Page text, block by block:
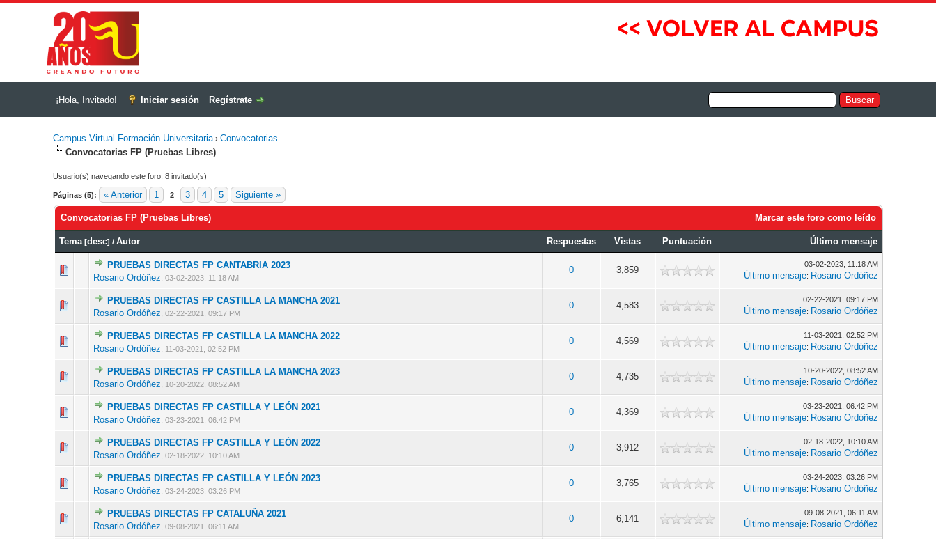
¡Hola, Invitado! Iniciar sesión Regístrate
Campus Virtual Formación Universitaria›Convocatorias
Convocatorias FP (Pruebas Libres)
Usuario(s) navegando este foro: 8 invitado(s)
Páginas (5): « Anterior 1 2 3 4 5 Siguiente »
Marcar este foro como leído
Convocatorias FP (Pruebas Libres)
Tema [desc] / Autor Respuestas Vistas Puntuación Último mensaje
PRUEBAS DIRECTAS FP CANTABRIA 2023
Rosario Ordóñez 03-02-2023, 11:18 AM
0 3,859
0 voto(s) - Media 0 de 5
03-02-2023, 11:18 AM
Último mensaje: Rosario Ordóñez
PRUEBAS DIRECTAS FP CASTILLA LA MANCHA 2021
Rosario Ordóñez 02-22-2021, 09:17 PM
0 4,583
0 voto(s) - Media 0 de 5
1 2345
02-22-2021, 09:17 PM
Último mensaje: Rosario Ordóñez
PRUEBAS DIRECTAS FP CASTILLA LA MANCHA 2022
Rosario Ordóñez
11-03-2021, 02:52 PM
0 4,569
0 voto(s) - Media 0 de 5
1 2345
11-03-2021, 02:52 PM
Último mensaje: Rosario Ordóñez
PRUEBAS DIRECTAS FP CASTILLA LA MANCHA 2023
Rosario Ordóñez
10-20-2022, 08:52 AM
0 4,735
0 voto(s) - Media 0 de 5
1 2345
10-20-2022, 08:52 AM
Último mensaje: Rosario Ordóñez
PRUEBAS DIRECTAS FP CASTILLA Y LEÓN 2021
Rosario Ordóñez 03-23-2021, 06:42 PM
0 4,369
0 voto(s) - Media 0 de 5
12
03-23-2021, 06:42 PM
Último mensaje: Rosario Ordóñez
PRUEBAS DIRECTAS FP CASTILLA Y LEÓN 2022
Rosario Ordóñez 02-18-2022, 10:10 AM
0 3,912
0 voto(s) - Media 0 de 5
12
02-18-2022, 10:10 AM
Último mensaje: Rosario Ordóñez
PRUEBAS DIRECTAS FP CASTILLA Y LEÓN 2023
Rosario Ordóñez 03-24-2023, 03:26 PM
0 3,765
0 voto(s) - Media 0 de 5
12
03-24-2023, 03:26 PM
Último mensaje: Rosario Ordóñez
PRUEBAS DIRECTAS FP CATALUÑA 2021
Rosario Ordóñez 09-08-2021, 06:11 AM
0 6,141
0 voto(s) - Media 0 de 5
09-08-2021, 06:11 AM
Último mensaje: Rosario Ordóñez